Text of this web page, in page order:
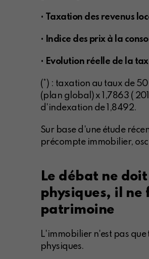
• Taxation des revenus
• Indice des prix à la
• Evolution réelle de la
(*) : taxation au taux de
(plan global) x 1,7863 (
d'indexation de 1,8492.
Sur base d'une étude
précompte immobilier,
Le débat ne
physiques, il
patrimoine
L'immobilier n'est pas
physiques.